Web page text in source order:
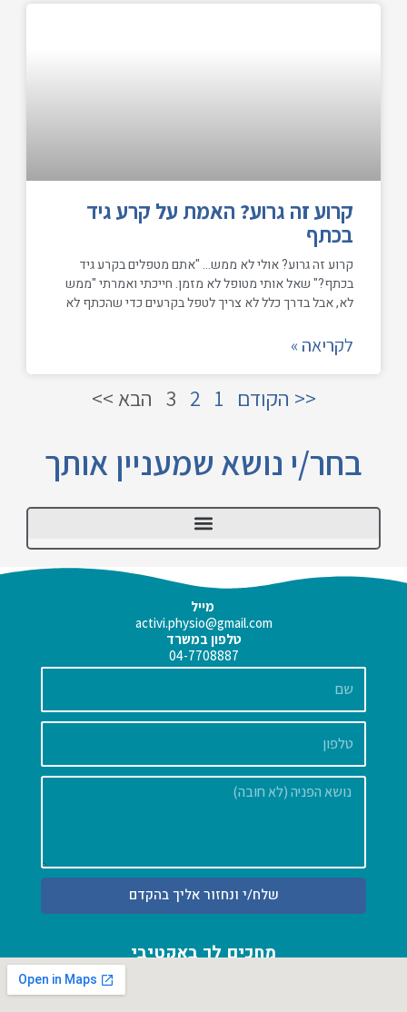
קרוע זה גרוע? האמת על קרע גיד
בכתף
קרוע זה גרוע? אולי לא ממש… "אתם מטפלים בקרע גיד
בכתף?" שאל אותי מטופל לא מזמן. חייכתי ואמרתי "ממש
לא, אבל בדרך כלל לא צריך לטפל בקרעים כדי שהכתף לא
לקריאה »
<< הקודם 1
2
3 הבא >>
בחר/י נושא שמעניין אותך
מייל
activi.physio@gmail.com
טלפון במשרד
04-7708887
הודעה
שלח/י ונחזור אליך בהקדם
מחכים לך באקטיבי